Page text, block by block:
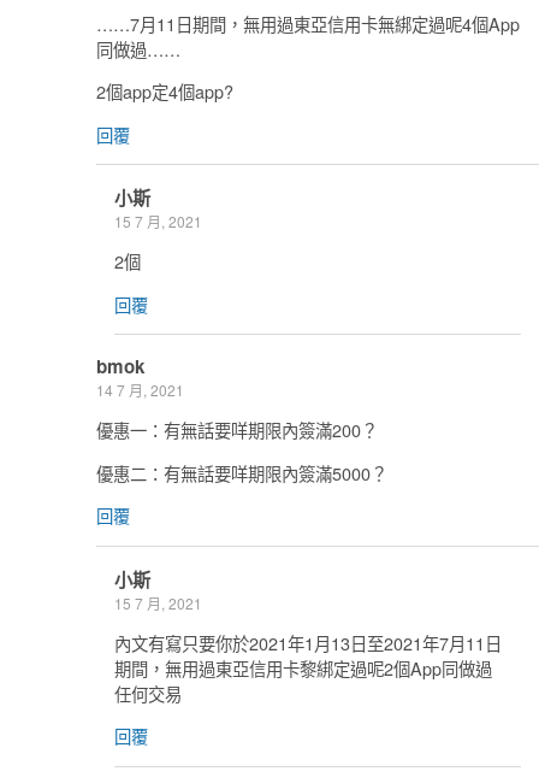
……7月11日期間，無用過東亞信用卡無綁定過呢4個App
同做過……
2個app定4個app?
回覆
小斯
15 7 月, 2021
2個
回覆
bmok
14 7 月, 2021
優惠一：有無話要咩期限內簽滿200？
優惠二：有無話要咩期限內簽滿5000？
回覆
小斯
15 7 月, 2021
內文有寫只要你於2021年1月13日至2021年7月11日
期間，無用過東亞信用卡黎綁定過呢2個App同做過
任何交易
回覆